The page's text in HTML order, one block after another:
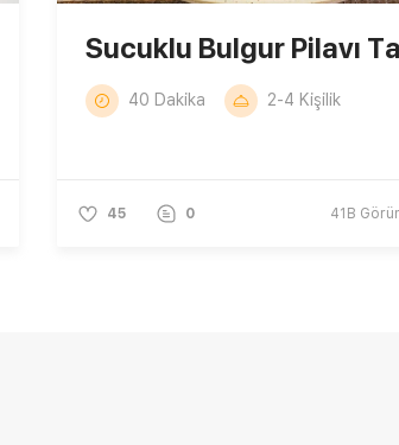
Sucuklu Bulgur Pilavı
40 Dakika 2-4 Kişilik
45 0 41B